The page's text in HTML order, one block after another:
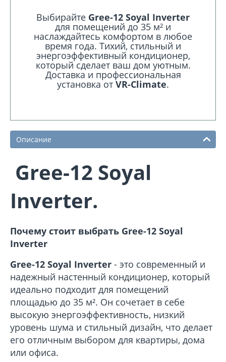
Выбирайте Gree-12 Soyal Inverter
для помещений до 35 м² и
наслаждайтесь комфортом в любое
время года. Тихий, стильный и
энергоэффективный кондиционер,
который сделает ваш дом уютным.
Доставка и профессиональная
установка от VR-Climate.
Описание
Gree-12 Soyal
Inverter.
Почему стоит выбрать Gree-12 Soyal
Inverter
Gree-12 Soyal Inverter - это современный и
надежный настенный кондиционер, который
идеально подходит для помещений
площадью до 35 м². Он сочетает в себе
высокую энергоэффективность, низкий
уровень шума и стильный дизайн, что делает
его отличным выбором для квартиры, дома
или офиса.